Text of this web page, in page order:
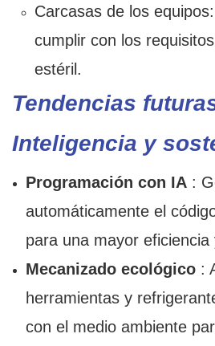
Carcasas de los
cumplir con los
estéril.
Tendencias
Inteligencia y
Programación con IA:
automáticamente el
para una mayor eficiencia
Mecanizado ecológico:
herramientas y
con el medio ambiente